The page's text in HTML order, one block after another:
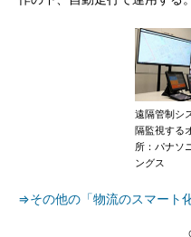
遠隔管制シ
隔監視する
所：パナソ
ングス
⇒その他の「物流のスマート